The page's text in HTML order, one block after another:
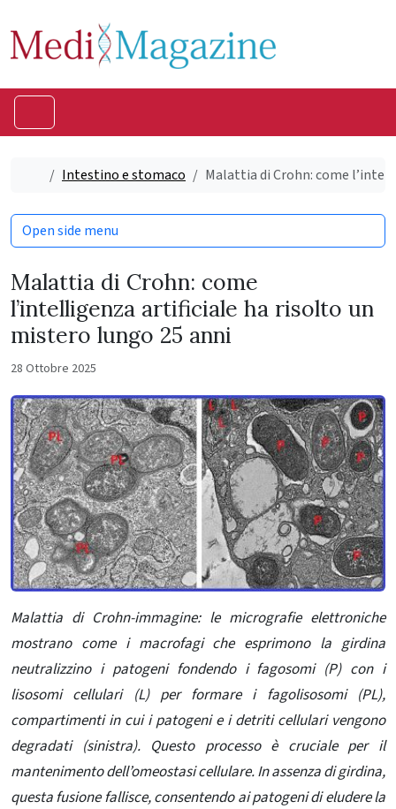
HomeIntestino e stomaco Malattia di Crohn: come
Malattia di Crohn: come
l’intelligenza artificiale ha risolto un
mistero lungo 25 anni
28 Ottobre 2025
Malattia di Crohn-immagine: le micrografie elettroniche
mostrano come i macrofagi che esprimono la girdina
neutralizzino i patogeni fondendo i fagosomi (P) con i
lisosomi cellulari (L) per formare i fagolisosomi (PL),
compartimenti in cui i patogeni e i detriti cellulari vengono
degradati (sinistra). Questo processo è cruciale per il
mantenimento dell’omeostasi cellulare. In assenza di girdina,
questa fusione fallisce, consentendo ai patogeni di eludere la
Open side menu